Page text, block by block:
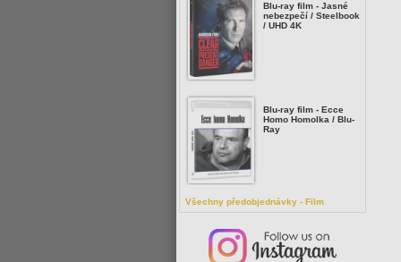
Blu-ray film - Jasné
nebezpečí / Steelbook
/ UHD 4K
Blu-ray film - Ecce
Homo Homolka / Blu-
Ray
Všechny předobjednávky - Film